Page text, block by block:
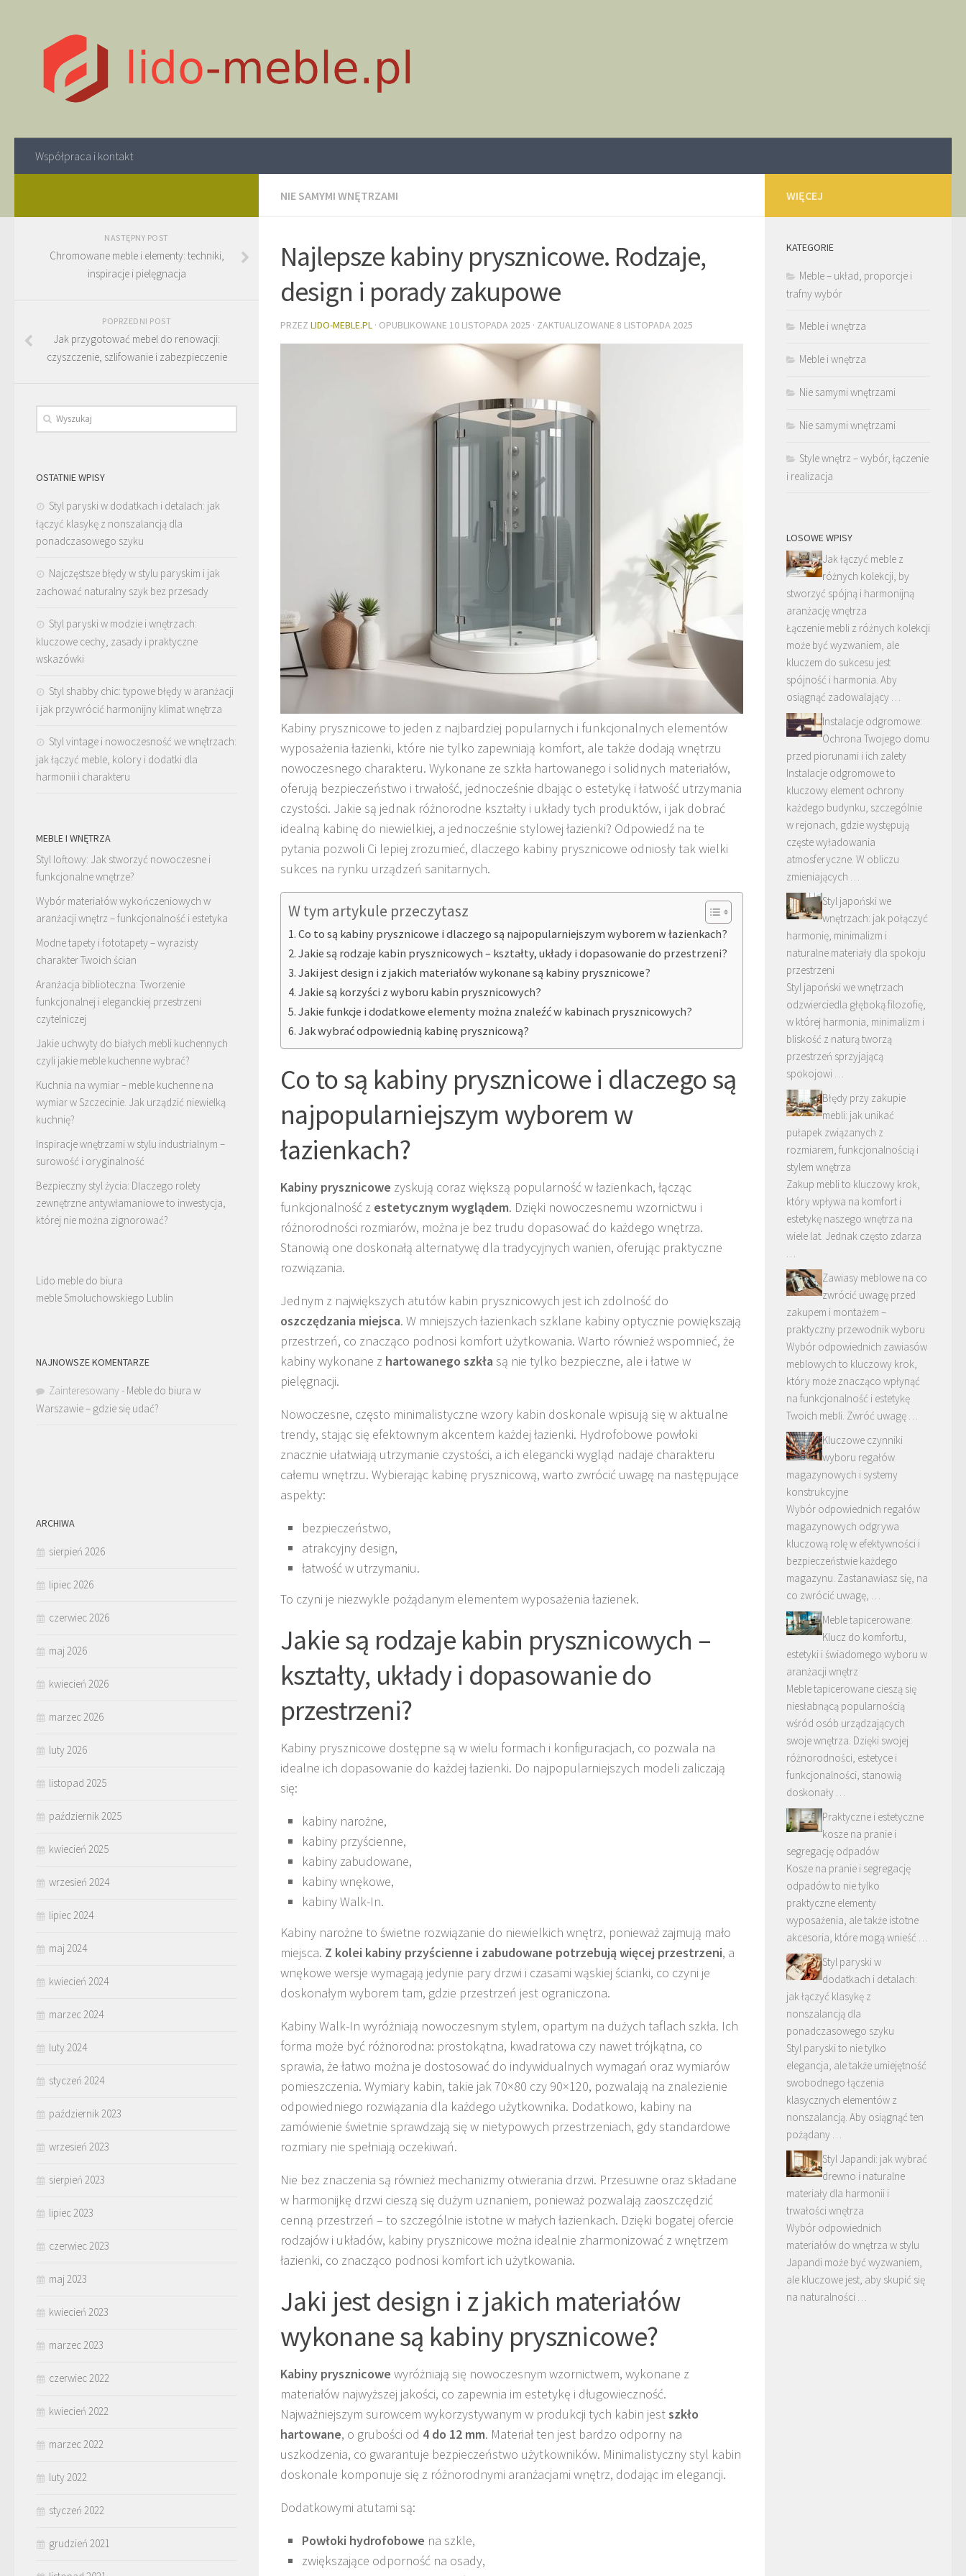
Współpraca i kontakt
NIE SAMYMI WNĘTRZAMI
Najlepsze kabiny prysznicowe. Rodzaje,
design i porady zakupowe
PRZEZ LIDO-MEBLE.PL · OPUBLIKOWANE 10 LISTOPADA 2025 · ZAKTUALIZOWANE 8 LISTOPADA 2025
Kabiny prysznicowe to jeden z najbardziej popularnych i funkcjonalnych elementów
wyposażenia łazienki, które nie tylko zapewniają komfort, ale także dodają wnętrzu
nowoczesnego charakteru. Wykonane ze szkła hartowanego i solidnych materiałów,
oferują bezpieczeństwo i trwałość, jednocześnie dbając o estetykę i łatwość utrzymania
czystości. Jakie są jednak różnorodne kształty i układy tych produktów, i jak dobrać
idealną kabinę do niewielkiej, a jednocześnie stylowej łazienki? Odpowiedź na te
pytania pozwoli Ci lepiej zrozumieć, dlaczego kabiny prysznicowe odniosły tak wielki
sukces na rynku urządzeń sanitarnych.
W tym artykule przeczytasz
Co to są kabiny prysznicowe i dlaczego są najpopularniejszym wyborem w łazienkach?
Jakie są rodzaje kabin prysznicowych – kształty, układy i dopasowanie do przestrzeni?
Jaki jest design i z jakich materiałów wykonane są kabiny prysznicowe?
Jakie są korzyści z wyboru kabin prysznicowych?
Jakie funkcje i dodatkowe elementy można znaleźć w kabinach prysznicowych?
Jak wybrać odpowiednią kabinę prysznicową?
Co to są kabiny prysznicowe i dlaczego są
najpopularniejszym wyborem w
łazienkach?
Kabiny prysznicowe zyskują coraz większą popularność w łazienkach, łącząc
funkcjonalność z estetycznym wyglądem. Dzięki nowoczesnemu wzornictwu i
różnorodności rozmiarów, można je bez trudu dopasować do każdego wnętrza.
Stanowią one doskonałą alternatywę dla tradycyjnych wanien, oferując praktyczne
rozwiązania.
Jednym z największych atutów kabin prysznicowych jest ich zdolność do
oszczędzania miejsca. W mniejszych łazienkach szklane kabiny optycznie powiększają
przestrzeń, co znacząco podnosi komfort użytkowania. Warto również wspomnieć, że
kabiny wykonane z hartowanego szkła są nie tylko bezpieczne, ale i łatwe w
pielęgnacji.
Nowoczesne, często minimalistyczne wzory kabin doskonale wpisują się w aktualne
trendy, stając się efektownym akcentem każdej łazienki. Hydrofobowe powłoki
znacznie ułatwiają utrzymanie czystości, a ich elegancki wygląd nadaje charakteru
całemu wnętrzu. Wybierając kabinę prysznicową, warto zwrócić uwagę na następujące
aspekty:
bezpieczeństwo,
atrakcyjny design,
łatwość w utrzymaniu.
To czyni je niezwykle pożądanym elementem wyposażenia łazienek.
Jakie są rodzaje kabin prysznicowych –
kształty, układy i dopasowanie do
przestrzeni?
Kabiny prysznicowe dostępne są w wielu formach i konfiguracjach, co pozwala na
idealne ich dopasowanie do każdej łazienki. Do najpopularniejszych modeli zaliczają
się:
kabiny narożne,
kabiny przyścienne,
kabiny zabudowane,
kabiny wnękowe,
kabiny Walk-In.
Kabiny narożne to świetne rozwiązanie do niewielkich wnętrz, ponieważ zajmują mało
miejsca. Z kolei kabiny przyścienne i zabudowane potrzebują więcej przestrzeni, a
wnękowe wersje wymagają jedynie pary drzwi i czasami wąskiej ścianki, co czyni je
doskonałym wyborem tam, gdzie przestrzeń jest ograniczona.
Kabiny Walk-In wyróżniają nowoczesnym stylem, opartym na dużych taflach szkła. Ich
forma może być różnorodna: prostokątna, kwadratowa czy nawet trójkątna, co
sprawia, że łatwo można je dostosować do indywidualnych wymagań oraz wymiarów
pomieszczenia. Wymiary kabin, takie jak 70×80 czy 90×120, pozwalają na znalezienie
odpowiedniego rozwiązania dla każdego użytkownika. Dodatkowo, kabiny na
zamówienie świetnie sprawdzają się w nietypowych przestrzeniach, gdy standardowe
rozmiary nie spełniają oczekiwań.
Nie bez znaczenia są również mechanizmy otwierania drzwi. Przesuwne oraz składane
w harmonijkę drzwi cieszą się dużym uznaniem, ponieważ pozwalają zaoszczędzić
cenną przestrzeń – to szczególnie istotne w małych łazienkach. Dzięki bogatej ofercie
rodzajów i układów, kabiny prysznicowe można idealnie zharmonizować z wnętrzem
łazienki, co znacząco podnosi komfort ich użytkowania.
Jaki jest design i z jakich materiałów
wykonane są kabiny prysznicowe?
Kabiny prysznicowe wyróżniają się nowoczesnym wzornictwem, wykonane z
materiałów najwyższej jakości, co zapewnia im estetykę i długowieczność.
Najważniejszym surowcem wykorzystywanym w produkcji tych kabin jestszkło
hartowane, o grubości od 4 do 12 mm. Materiał ten jest bardzo odporny na
uszkodzenia, co gwarantuje bezpieczeństwo użytkowników. Minimalistyczny styl kabin
doskonale komponuje się z różnorodnymi aranżacjami wnętrz, dodając im elegancji.
Dodatkowymi atutami są:
Powłoki hydrofobowe na szkle,
zwiększające odporność na osady,
NASTĘPNY POST
Chromowane meble i elementy: techniki,
inspiracje i pielęgnacja
POPRZEDNI POST
Jak przygotować mebel do renowacji:
czyszczenie, szlifowanie i zabezpieczenie
OSTATNIE WPISY
Styl paryski w dodatkach i detalach: jak
łączyć klasykę z nonszalancją dla
ponadczasowego szyku
Najczęstsze błędy w stylu paryskim i jak
zachować naturalny szyk bez przesady
Styl paryski w modzie i wnętrzach:
kluczowe cechy, zasady i praktyczne
wskazówki
Styl shabby chic: typowe błędy w aranżacji
i jak przywrócić harmonijny klimat wnętrza
Styl vintage i nowoczesność we wnętrzach:
jak łączyć meble, kolory i dodatki dla
harmonii i charakteru
MEBLE I WNĘTRZA
Styl loftowy: Jak stworzyć nowoczesne i
funkcjonalne wnętrze?
Wybór materiałów wykończeniowych w
aranżacji wnętrz – funkcjonalność i estetyka
Modne tapety i fototapety – wyrazisty
charakter Twoich ścian
Aranżacja biblioteczna: Tworzenie
funkcjonalnej i eleganckiej przestrzeni
czytelniczej
Jakie uchwyty do białych mebli kuchennych
czyli jakie meble kuchenne wybrać?
Kuchnia na wymiar – meble kuchenne na
wymiar w Szczecinie. Jak urządzić niewielką
kuchnię?
Inspiracje wnętrzami w stylu industrialnym –
surowość i oryginalność
Bezpieczny styl życia: Dlaczego rolety
zewnętrzne antywłamaniowe to inwestycja,
której nie można zignorować?
Lido meble do biura
meble Smoluchowskiego Lublin
NAJNOWSZE KOMENTARZE
Zainteresowany - Meble do biura w
Warszawie – gdzie się udać?
ARCHIWA
sierpień 2026
lipiec 2026
czerwiec 2026
maj 2026
kwiecień 2026
marzec 2026
luty 2026
listopad 2025
październik 2025
kwiecień 2025
wrzesień 2024
lipiec 2024
maj 2024
kwiecień 2024
marzec 2024
luty 2024
styczeń 2024
październik 2023
wrzesień 2023
sierpień 2023
lipiec 2023
czerwiec 2023
maj 2023
kwiecień 2023
marzec 2023
czerwiec 2022
kwiecień 2022
marzec 2022
luty 2022
styczeń 2022
grudzień 2021
WIĘCEJ
KATEGORIE
Meble – układ, proporcje i
trafny wybór
Meble i wnętrza
Meble i wnętrza
Nie samymi wnętrzami
Nie samymi wnętrzami
Style wnętrz – wybór, łączenie
i realizacja
LOSOWE WPISY
Jak łączyć meble z
różnych kolekcji, by
stworzyć spójną i harmonijną
aranżację wnętrza
Łączenie mebli z różnych kolekcji
może być wyzwaniem, ale
kluczem do sukcesu jest
spójność i harmonia. Aby
osiągnąć zadowalający …
Instalacje odgromowe:
Ochrona Twojego domu
przed piorunami i ich zalety
Instalacje odgromowe to
kluczowy element ochrony
każdego budynku, szczególnie
w rejonach, gdzie występują
częste wyładowania
atmosferyczne. W obliczu
zmieniających …
Styl japoński we
wnętrzach: jak połączyć
harmonię, minimalizm i
naturalne materiały dla spokoju
przestrzeni
Styl japoński we wnętrzach
odzwierciedla głęboką filozofię,
w której harmonia, minimalizm i
bliskość z naturą tworzą
przestrzeń sprzyjającą
spokojowi …
Błędy przy zakupie
mebli: jak unikać
pułapek związanych z
rozmiarem, funkcjonalnością i
stylem wnętrza
Zakup mebli to kluczowy krok,
który wpływa na komfort i
estetykę naszego wnętrza na
wiele lat. Jednak często zdarza
…
Zawiasy meblowe na co
zwrócić uwagę przed
zakupem i montażem –
praktyczny przewodnik wyboru
Wybór odpowiednich zawiasów
meblowych to kluczowy krok,
który może znacząco wpłynąć
na funkcjonalność i estetykę
Twoich mebli. Zwróć uwagę …
Kluczowe czynniki
wyboru regałów
magazynowych i systemy
konstrukcyjne
Wybór odpowiednich regałów
magazynowych odgrywa
kluczową rolę w efektywności i
bezpieczeństwie każdego
magazynu. Zastanawiasz się, na
co zwrócić uwagę, …
Meble tapicerowane:
Klucz do komfortu,
estetyki i świadomego wyboru w
aranżacji wnętrz
Meble tapicerowane cieszą się
niesłabnącą popularnością
wśród osób urządzających
swoje wnętrza. Dzięki swojej
różnorodności, estetyce i
funkcjonalności, stanowią
doskonały …
Praktyczne i estetyczne
kosze na pranie i
segregację odpadów
Kosze na pranie i segregację
odpadów to nie tylko
praktyczne elementy
wyposażenia, ale także istotne
akcesoria, które mogą wnieść …
Styl paryski w
dodatkach i detalach:
jak łączyć klasykę z
nonszalancją dla
ponadczasowego szyku
Styl paryski to nie tylko
elegancja, ale także umiejętność
swobodnego łączenia
klasycznych elementów z
nonszalancją. Aby osiągnąć ten
pożądany …
Styl Japandi: jak wybrać
drewno i naturalne
materiały dla harmonii i
trwałości wnętrza
Wybór odpowiednich
materiałów do wnętrza w stylu
Japandi może być wyzwaniem,
ale kluczowe jest, aby skupić się
na naturalności …